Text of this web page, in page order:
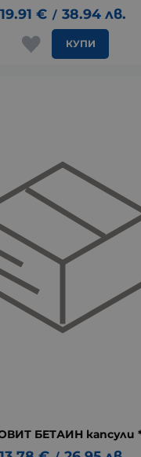
19.91 € / 38.94 лв.
КУПИ
БЕТАИН капсули